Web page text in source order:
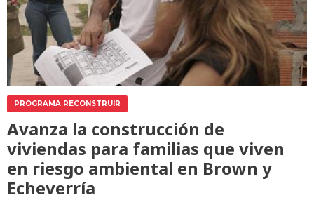
PROGRAMA RECONSTRUIR
Avanza la construcción de
viviendas para familias que viven
en riesgo ambiental en Brown y
Echeverría